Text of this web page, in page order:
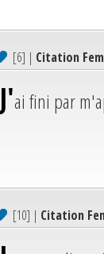
[6] | Citation
J'ai fini par
[10] | Citation